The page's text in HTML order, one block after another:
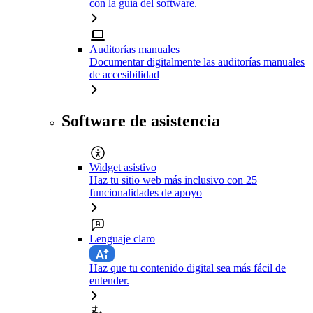
con la guía del software.
Auditorías manuales
Documentar digitalmente las auditorías manuales
de accesibilidad
Software de asistencia
Widget asistivo
Haz tu sitio web más inclusivo con 25
funcionalidades de apoyo
Lenguaje claro
Haz que tu contenido digital sea más fácil de
entender.